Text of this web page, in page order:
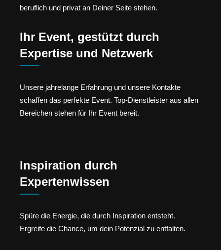
beruflich und privat an Deiner Seite stehen.
Ihr Event, gestützt durch
Expertise und Netzwerk
Unsere jahrelange Erfahrung und unsere Kontakte
schaffen das perfekte Event. Top-Dienstleister aus allen
Bereichen stehen für Ihr Event bereit.
Inspiration durch
Expertenwissen
Spüre die Energie, die durch Inspiration entsteht.
Ergreife die Chance, um dein Potenzial zu entfalten.